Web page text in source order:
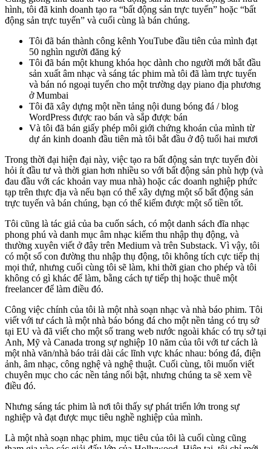
hình, tôi đã kinh doanh tạo ra “bất động sản trực tuyến” hoặc “bất
động sản trực tuyến” và cuối cùng là bán chúng.
Tôi đã bán thành công kênh YouTube đầu tiên của mình đạt
50 nghìn người đăng ký
Tôi đã bán một khung khóa học dành cho người mới bắt đầu
sản xuất âm nhạc và sáng tác phim mà tôi đã làm trực tuyến
và bán nó ngoại tuyến cho một trường dạy piano địa phương
ở Mumbai
Tôi đã xây dựng một nền tảng nội dung bóng đá / blog
WordPress được rao bán và sắp được bán
Và tôi đã bán giấy phép môi giới chứng khoán của mình từ
dự án kinh doanh đầu tiên mà tôi bắt đầu ở độ tuổi hai mươi
Trong thời đại hiện đại này, việc tạo ra bất động sản trực tuyến đòi
hỏi ít đầu tư và thời gian hơn nhiều so với bất động sản phù hợp (và
đau đầu với các khoản vay mua nhà) hoặc các doanh nghiệp phức
tạp trên thực địa và nếu bạn có thể xây dựng một số bất động sản
trực tuyến và bán chúng, bạn có thể kiếm được một số tiền tốt.
Tôi cũng là tác giả của ba cuốn sách, có một danh sách đĩa nhạc
phong phú và danh mục âm nhạc kiếm thu nhập thụ động, và
thường xuyên viết ở đây trên Medium và trên Substack. Vì vậy, tôi
có một số con đường thu nhập thụ động, tôi không tích cực tiếp thị
mọi thứ, nhưng cuối cùng tôi sẽ làm, khi thời gian cho phép và tôi
không có gì khác để làm, bằng cách tự tiếp thị hoặc thuê một
freelancer để làm điều đó.
Công việc chính của tôi là một nhà soạn nhạc và nhà báo phim. Tôi
viết với tư cách là một nhà báo bóng đá cho một nền tảng có trụ sở
tại EU và đã viết cho một số trang web nước ngoài khác có trụ sở tại
Anh, Mỹ và Canada trong sự nghiệp 10 năm của tôi với tư cách là
một nhà văn/nhà báo trải dài các lĩnh vực khác nhau: bóng đá, điện
ảnh, âm nhạc, công nghệ và nghệ thuật. Cuối cùng, tôi muốn viết
chuyên mục cho các nền tảng nổi bật, nhưng chúng ta sẽ xem về
điều đó.
Nhưng sáng tác phim là nơi tôi thấy sự phát triển lớn trong sự
nghiệp và đạt được mục tiêu nghề nghiệp của mình.
Là một nhà soạn nhạc phim, mục tiêu của tôi là cuối cùng cũng